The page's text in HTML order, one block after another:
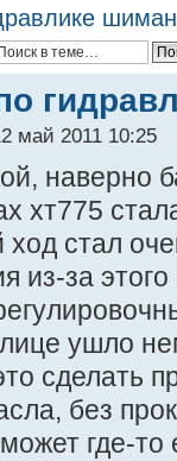
май 2011 10:25
наверно
хт775
ход стал
из-за
ушло
сделать
без
где-